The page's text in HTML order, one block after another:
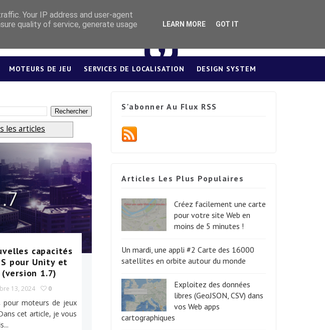
MOTEURS DE JEU SERVICES DE LOCALISATION DESIGN SYSTEM
les articles
capacités
pour Unity et
1.7)
13, 2024 0
pour moteurs de jeux
cet article, je vous
S'abonner Au Flux RSS
Articles Les Plus Populaires
Créez facilement une carte
pour votre site Web en
moins de 5 minutes !
Un mardi, une appli #2 Carte des 16000
satellites en orbite autour du monde
Exploitez des données
libres (GeoJSON, CSV) dans
vos Web apps
cartographiques
Your IP address and user-agent
quality of service, generate usage
LEARN MORE GOT IT